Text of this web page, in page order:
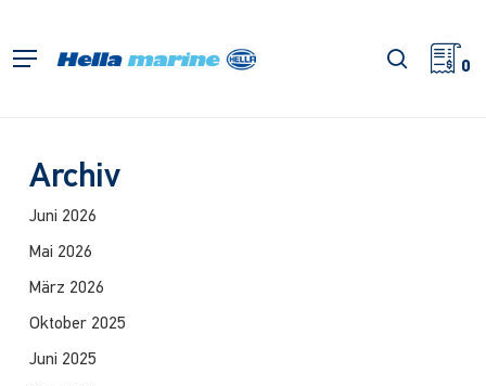
springen
Menü Suche
0
Archiv
Juni 2026
Mai 2026
März 2026
Oktober 2025
Juni 2025